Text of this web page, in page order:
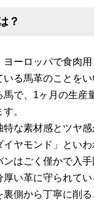
？
ヨーロッパで食肉
いる馬革のことを
馬で、1ヶ月の生産
。
特な素材感とツヤ
イヤモンド」とい
ンはごく僅かで入
厚い革に守られて
裏側から丁寧に削